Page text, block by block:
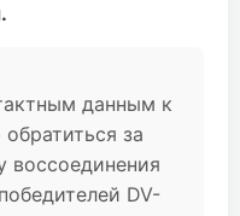
данным к
за
воссоединения
DV-